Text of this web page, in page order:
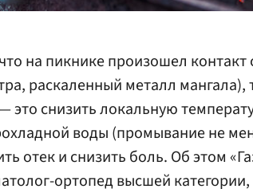
на пикнике произошел
раскаленный металл мангала),
это снизить локальную
воды (промывание не
отек и снизить боль. Об этом
ортопед высшей